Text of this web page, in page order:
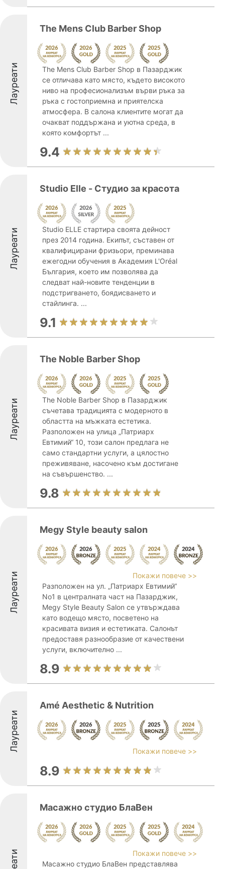
Лауреати
The Mens Club Barber Shop
The Mens Club Barber Shop в Пазарджик
се отличава като място, където високото
ниво на професионализъм върви ръка за
ръка с гостоприемна и приятелска
атмосфера. В салона клиентите могат да
очакват поддържана и уютна среда, в
която комфортът ...
9.4
Лауреати
Studio Elle - Студио за красота
Studio ELLE стартира своята дейност
през 2014 година. Екипът, съставен от
квалифицирани фризьори, преминава
ежегодни обучения в Академия L'Oréal
България, което им позволява да
следват най-новите тенденции в
подстригването, боядисването и
стайлинга. ...
9.1
Лауреати
The Noble Barber Shop
The Noble Barber Shop в Пазарджик
съчетава традицията с модерното в
областта на мъжката естетика.
Разположен на улица „Патриарх
Евтимий“ 10, този салон предлага не
само стандартни услуги, а цялостно
преживяване, насочено към достигане
на съвършенство. ...
9.8
Лауреати
Megy Style beauty salon
Покажи повече >>
Разположен на ул. „Патриарх Евтимий“
No1 в централната част на Пазарджик,
Megy Style Beauty Salon се утвърждава
като водещо място, посветено на
красивата визия и естетиката. Салонът
предоставя разнообразие от качествени
услуги, включително ...
8.9
Лауреати
Amé Aesthetic & Nutrition
Покажи повече >>
8.9
Масажно студио БлаВен
Покажи повече >>
Масажно студио БлаВен представлява